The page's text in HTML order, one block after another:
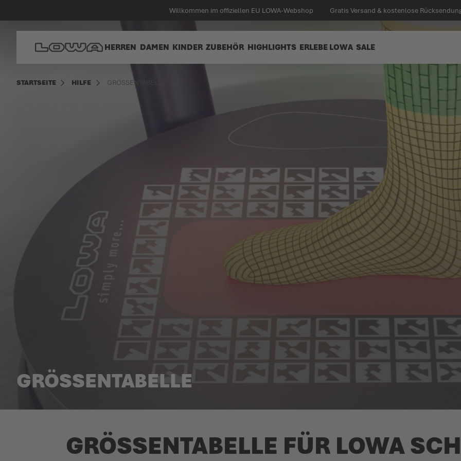
Willkommen im offiziellen EU LOWA-Webshop Gratis Versand & kostenlose
HERREN DAMEN KINDER ZUBEHÖR HIGHLIGHTS ERLEBE LOWA SALE
STARTSEITE HILFE GRÖSSENTABELLE
GRÖSSENTABELLE
GRÖSSEN­TABELLE FÜR LOWA